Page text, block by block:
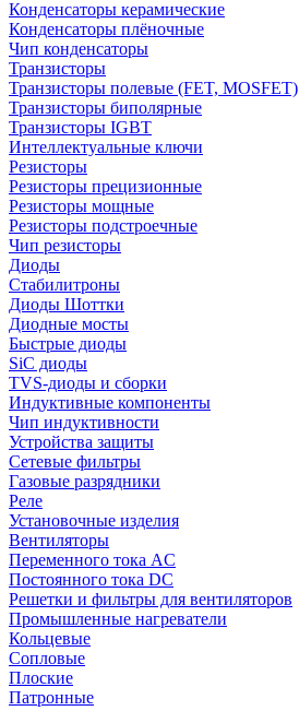
Конденсаторы керамические
Конденсаторы плёночные
Чип конденсаторы
Транзисторы
Транзисторы полевые (FET, MOSFET)
Транзисторы биполярные
Транзисторы IGBT
Интеллектуальные ключи
Резисторы
Резисторы прецизионные
Резисторы мощные
Резисторы подстроечные
Чип резисторы
Диоды
Стабилитроны
Диоды Шоттки
Диодные мосты
Быстрые диоды
SiC диоды
TVS-диоды и сборки
Индуктивные компоненты
Чип индуктивности
Устройства защиты
Сетевые фильтры
Газовые разрядники
Реле
Установочные изделия
Вентиляторы
Переменного тока AC
Постоянного тока DC
Решетки и фильтры для вентиляторов
Промышленные нагреватели
Кольцевые
Сопловые
Плоские
Патронные